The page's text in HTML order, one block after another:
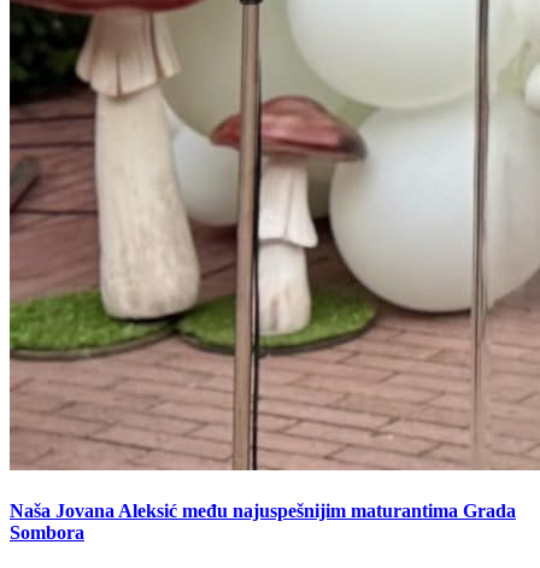
Naša Jovana Aleksić među najuspešnijim maturantima Grada
Sombora